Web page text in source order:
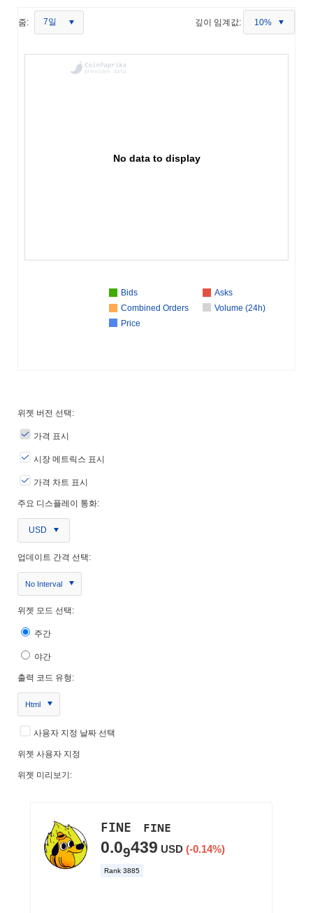
줌: 7일 깊이 임계값: 10%
No data to display
Bids
Asks
Combined Orders
Volume (24h)
Price
위젯 버전 선택:
가격 표시
시장 메트릭스 표시
가격 차트 표시
주요 디스플레이 통화:
USD
업데이트 간격 선택:
No Interval
위젯 모드 선택:
주간
야간
출력 코드 유형:
Html
사용자 지정 날짜 선택
위젯 사용자 지정
위젯 미리보기: